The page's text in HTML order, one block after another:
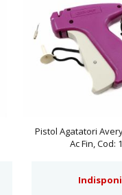
Pistol Agatatori
Ac Fin, Cod: